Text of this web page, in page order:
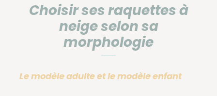
Choisir ses raquettes à
neige selon sa
morphologie
Le modèle adulte et le modèle enfant